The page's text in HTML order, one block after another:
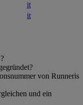
it
it
von Runneris
und ein